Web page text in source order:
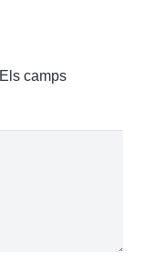
Els camps